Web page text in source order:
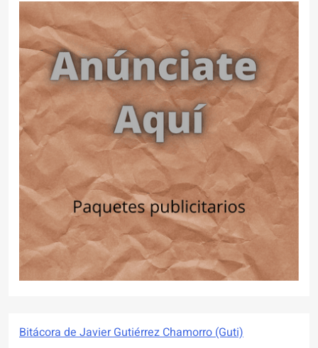
Bitácora de Javier Gutiérrez Chamorro (Guti)